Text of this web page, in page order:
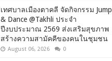
เทศบาลเมืองตาคลี จัดกิจกรรม Jump
& Dance @Takhli ประจำ
ปีงบประมาณ 2569 ส่งเสริมสุขภาพ
สร้างความสามัคคีของคนในชุมชน
August 06, 2026 0